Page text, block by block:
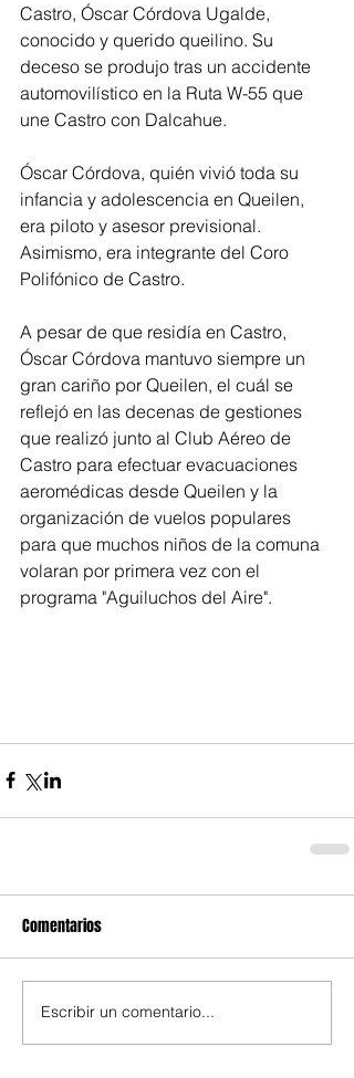
Castro, Óscar Córdova Ugalde,
conocido y querido queilino. Su
deceso se produjo tras un accidente
automovilístico en la Ruta W-55 que
une Castro con Dalcahue.
Óscar Córdova, quién vivió toda su
infancia y adolescencia en Queilen,
era piloto y asesor previsional.
Asimismo, era integrante del Coro
Polifónico de Castro.
A pesar de que residía en Castro,
Óscar Córdova mantuvo siempre un
gran cariño por Queilen, el cuál se
reflejó en las decenas de gestiones
que realizó junto al Club Aéreo de
Castro para efectuar evacuaciones
aeromédicas desde Queilen y la
organización de vuelos populares
para que muchos niños de la comuna
volaran por primera vez con el
programa "Aguiluchos del Aire".
Comentarios
Escribir un comentario...